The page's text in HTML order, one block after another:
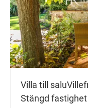
Villa till salu
Stängd